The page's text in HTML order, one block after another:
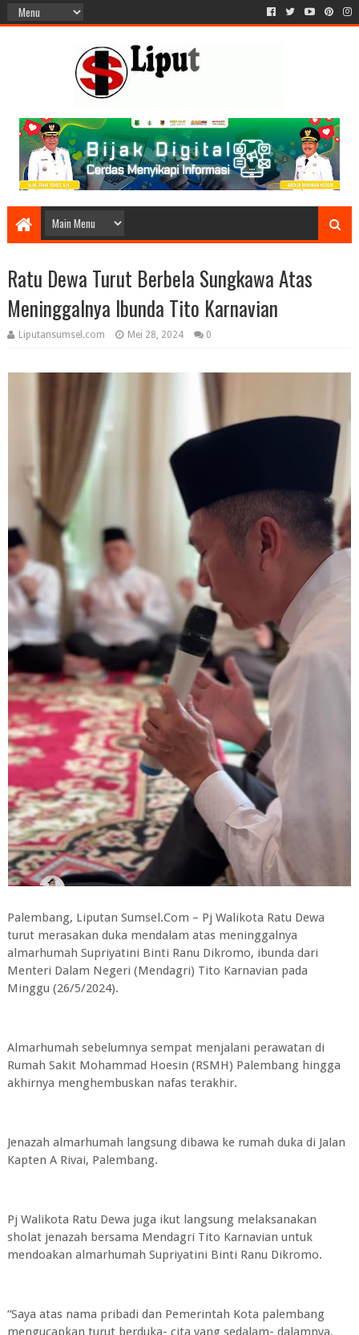
Ratu Dewa Turut Berbela Sungkawa Atas
Meninggalnya Ibunda Tito Karnavian
Liputansumsel.com Mei 28, 2024 0
Palembang, Liputan Sumsel.Com – Pj Walikota Ratu Dewa
turut merasakan duka mendalam atas meninggalnya
almarhumah Supriyatini Binti Ranu Dikromo, ibunda dari
Menteri Dalam Negeri (Mendagri) Tito Karnavian pada
Minggu (26/5/2024).
Almarhumah sebelumnya sempat menjalani perawatan di
Rumah Sakit Mohammad Hoesin (RSMH) Palembang hingga
akhirnya menghembuskan nafas terakhir.
Jenazah almarhumah langsung dibawa ke rumah duka di Jalan
Kapten A Rivai, Palembang.
Pj Walikota Ratu Dewa juga ikut langsung melaksanakan
sholat jenazah bersama Mendagri Tito Karnavian untuk
mendoakan almarhumah Supriyatini Binti Ranu Dikromo.
“Saya atas nama pribadi dan Pemerintah Kota palembang
mengucapkan turut berduka- cita yang sedalam- dalamnya,